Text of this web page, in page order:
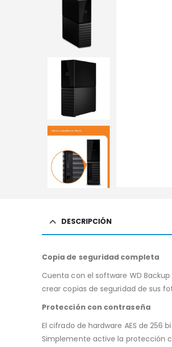
DESCRIPCIÓN
Copia de seguridad completa
Cuenta con el software WD
crear copias de seguridad de sus
Protección con contraseña
El cifrado de hardware AES de
Simplemente active la protección